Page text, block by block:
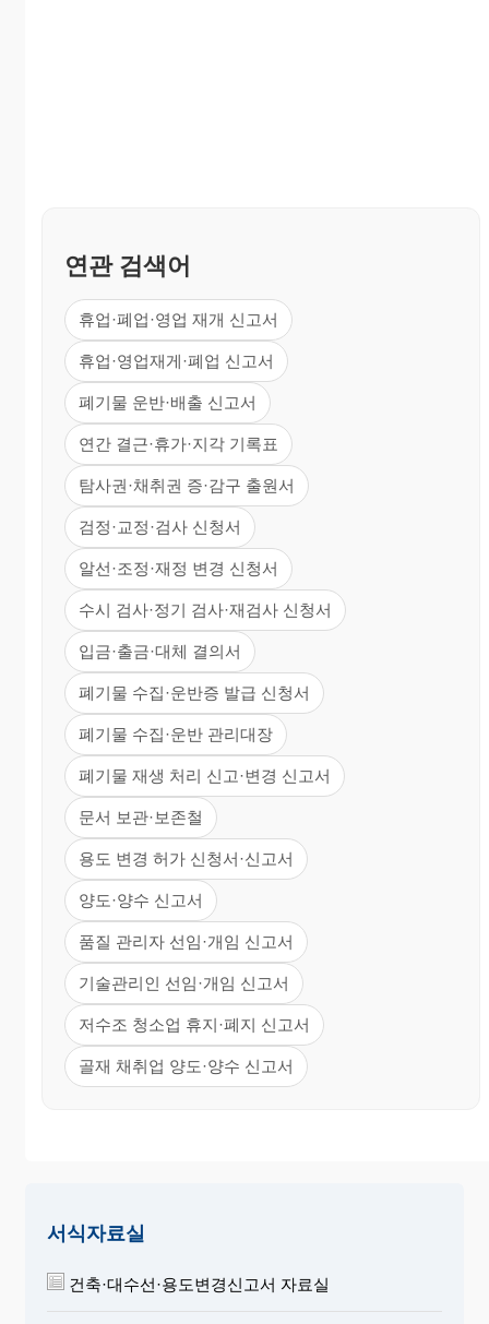
연관 검색어
휴업·폐업·영업 재개 신고서
휴업·영업재게·폐업 신고서
폐기물 운반·배출 신고서
연간 결근·휴가·지각 기록표
탐사권·채취권 증·감구 출원서
검정·교정·검사 신청서
알선·조정·재정 변경 신청서
수시 검사·정기 검사·재검사 신청서
입금·출금·대체 결의서
폐기물 수집·운반증 발급 신청서
폐기물 수집·운반 관리대장
폐기물 재생 처리 신고·변경 신고서
문서 보관·보존철
용도 변경 허가 신청서·신고서
양도·양수 신고서
품질 관리자 선임·개임 신고서
기술관리인 선임·개임 신고서
저수조 청소업 휴지·폐지 신고서
골재 채취업 양도·양수 신고서
서식자료실
건축·대수선·용도변경신고서 자료실